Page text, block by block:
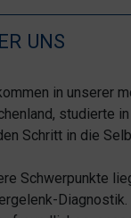
UNS
in unserer
studierte
Schritt in die
Schwerpunkte